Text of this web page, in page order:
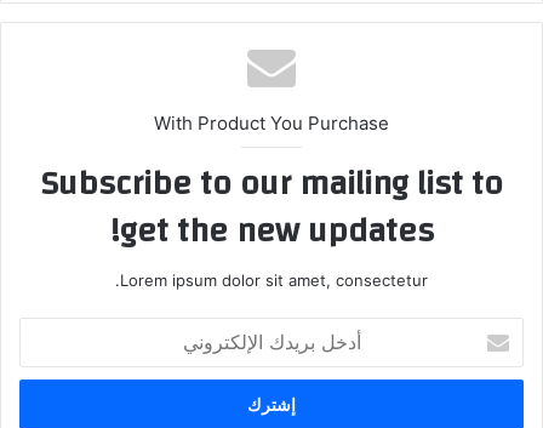
With Product You Purchase
Subscribe to our mailing list to
get the new updates!
Lorem ipsum dolor sit amet, consectetur.
بريدك
الإلكتروني